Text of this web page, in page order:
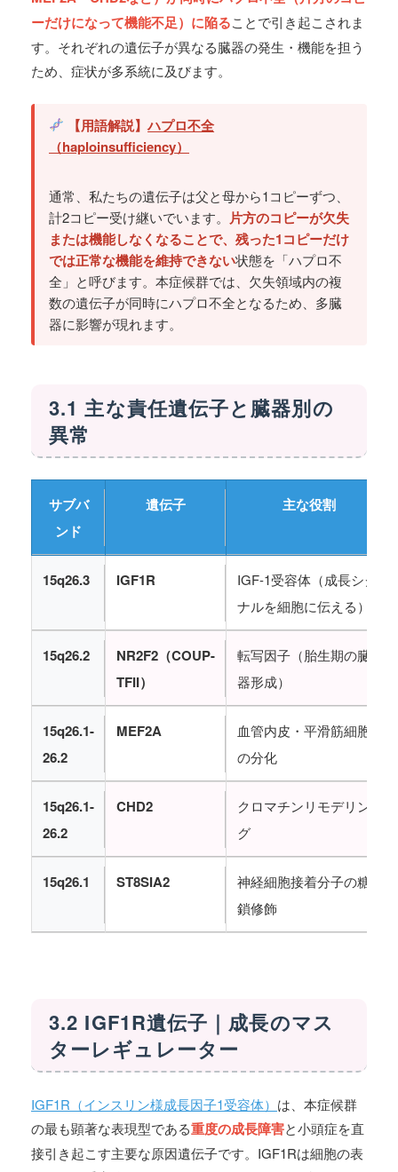
ーだけになって機能不足）に陥ることで引き起こされま
す。それぞれの遺伝子が異なる臓器の発生・機能を担う
ため、症状が多系統に及びます。
【用語解説】ハプロ不全
（haploinsufficiency）
通常、私たちの遺伝子は父と母から1コピーずつ、
計2コピー受け継いでいます。 片方のコピーが欠失
または機能しなくなることで、残った1コピーだけ
では正常な機能を維持できない状態を「ハプロ不
全」と呼びます。本症候群では、欠失領域内の複
数の遺伝子が同時にハプロ不全となるため、多臓
器に影響が現れます。
3.1 主な責任遺伝子と臓器別の
異常
サブバ
ンド
遺伝子 主な役割
15q26.3 IGF1R
IGF-1受容体（成長シグ
ナルを細胞に伝える）
15q26.2
NR2F2（COUP-
TFII）
転写因子（胎生期の臓
器形成）
15q26.1-
26.2
MEF2A
血管内皮・平滑筋細胞
の分化
15q26.1-
26.2
CHD2
クロマチンリモデリン
グ
15q26.1 ST8SIA2
神経細胞接着分子の糖
鎖修飾
3.2 IGF1R遺伝子｜成長のマス
ターレギュレーター
IGF1R（インスリン様成長因子1受容体） は、本症候群
の最も顕著な表現型である重度の成長障害と小頭症を直
接引き起こす主要な原因遺伝子です。IGF1Rは細胞の表